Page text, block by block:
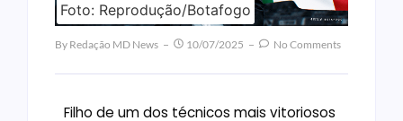
Foto: Reprodução/Botafogo
By Redação MD News 10/07/2025 No Comments
Filho de um dos técnicos mais vitoriosos